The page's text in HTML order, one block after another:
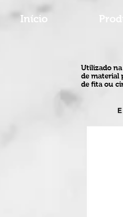
Utilizado
de material
de fita ou
Início